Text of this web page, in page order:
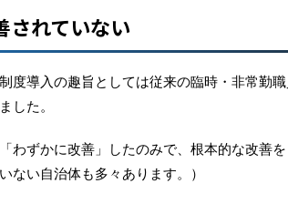
れていない
度導入の趣旨としては従来の臨時・非常勤
した。
わずかに改善」したのみで、根本的な改善
ない自治体も多々あります。）